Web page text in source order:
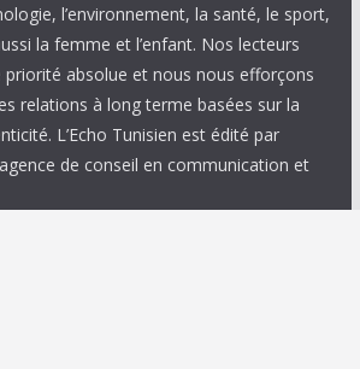
l’environnement, la santé, le sport,
la femme et l’enfant. Nos lecteurs
absolue et nous nous efforçons
relations à long terme basées sur la
L’Echo Tunisien est édité par
de conseil en communication et